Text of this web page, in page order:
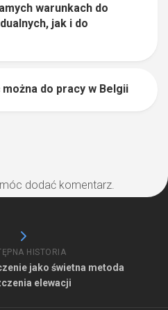
warunkach do
jak i do
do pracy w Belgii
dodać komentarz.
HISTORIA
jako świetna metoda
elewacji